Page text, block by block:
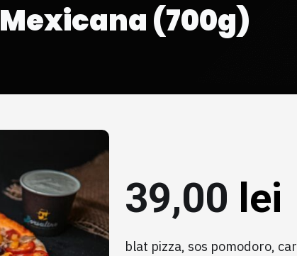
Mexicana (700g)
39,00 lei
blat pizza, sos pomodoro,